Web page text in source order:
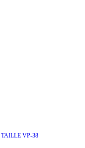
TAILLE VP-38